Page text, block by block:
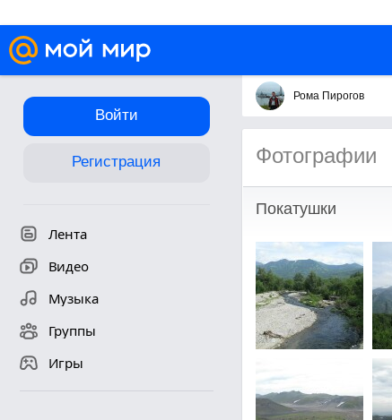
Войти
Регистрация
Лента
Видео
Музыка
Группы
Игры
Рома Пирогов
Фотографии
Покатушки